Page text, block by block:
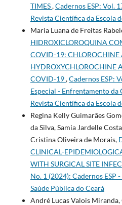
TIMES,Cadernos ESP: Vol.
Revista Cientí­fica da Escola
Maria Luana de Freitas
HIDROXICLOROQUINA
COVID-19: CHLOROCHINE
HYDROXYCHLOROCHINE
COVID-19,Cadernos ESP:
Especial - Enfrentamento da
Revista Cientí­fica da Escola
Regina Kelly Guimarães
da Silva, Samia Jardelle
Cristina Oliveira de Morais,
CLINICAL-
WITH SURGICAL SITE
No. 1 (2024): Cadernos ESP
Saúde Pública do Ceará
André Lucas Valois